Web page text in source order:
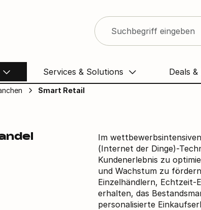
Services & Solutions Deals &
Lösungen
Smart Retail
Im
(Internet der Dinge)-
Kundenerlebnis zu
und Wachstum zu
Einzelhändlern, Echtzeit-
erhalten, das
personalisierte